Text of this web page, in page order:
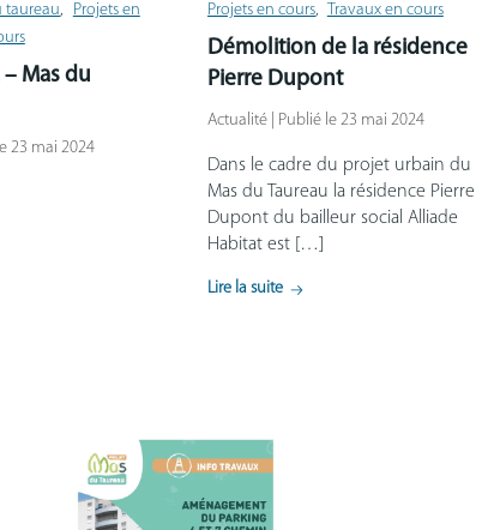
taureau
Projets en
Mas du
23 mai 2024
Projets en cours Travaux en cours
Démolition de la résidence
Pierre Dupont
Actualité | Publié le 23 mai 2024
Dans le cadre du projet urbain du
Mas du Taureau la résidence Pierre
Dupont du bailleur social Alliade
Habitat est […]
Lire la suite